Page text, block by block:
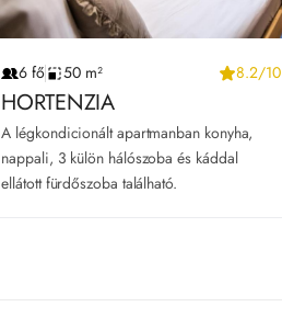
6 fő 50 m² 8.2/10
HORTENZIA
A légkondicionált apartmanban konyha,
nappali, 3 külön hálószoba és káddal
ellátott fürdőszoba található.